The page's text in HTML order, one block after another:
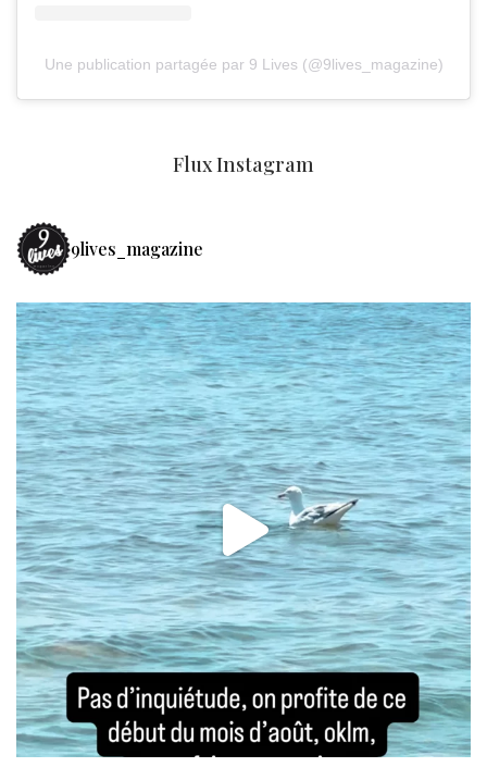
Une publication partagée par 9 Lives (@9lives_magazine)
Flux Instagram
9lives_magazine